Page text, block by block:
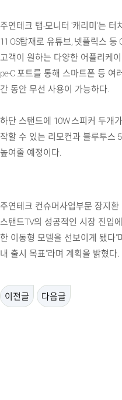
주연테크 탭-모니터 '캐리미'는 터
11 OS탑재로 유튜브, 넷플릭스 등
고객이 원하는 다양한 어플리케
pe-C 포트를 통해 스마트폰 등 여
간 동안 무선 사용이 가능하다.
하단 스탠드에 10W스피커 두개
작할 수 있는 리모컨과 블루투스
높여줄 예정이다.
주연테크 컨슈머사업부문 장지환
스탠드TV의 성공적인 시장 진입
한 이동형 모델을 선보이게 됐다"
내 출시 목표"라며 계획을 밝혔다.
이전글 다음글